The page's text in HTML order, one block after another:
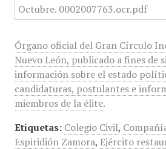
Órgano oficial del Gran Círculo
Nuevo León, publicado a fines de
información sobre el estado
candidaturas, postulantes e
miembros de la élite.
Etiquetas: Colegio Civil,
Espiridión Zamora, Ejército